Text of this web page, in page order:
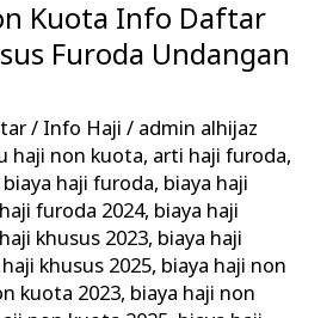
Kuota Info Daftar
Furoda Undangan
/ Info Haji / admin alhijaz
haji non kuota, arti haji furoda,
biaya haji furoda, biaya haji
furoda 2024, biaya haji
khusus 2023, biaya haji
khusus 2025, biaya haji non
kuota 2023, biaya haji non